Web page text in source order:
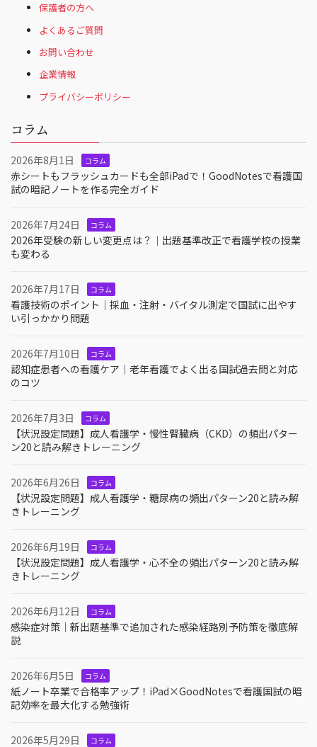
保護者の方へ
よくあるご質問
お問い合わせ
企業情報
プライバシーポリシー
コラム
2026年8月1日 コラム
赤シートもフラッシュカードも全部iPadで！GoodNotesで看護国
試の暗記ノートを作る完全ガイド
2026年7月24日 コラム
2026年受験の新しい変更点は？｜出題基準改正で看護学校の授業
も変わる
2026年7月17日 コラム
看護技術のポイント｜採血・注射・バイタル測定で国試に出やす
い引っかかり問題
2026年7月10日 コラム
認知症患者への看護ケア｜老年看護でよく出る国試過去問と対応
のコツ
2026年7月3日 コラム
【状況設定問題】成人看護学・慢性腎臓病（CKD）の頻出パター
ン20と読み解きトレーニング
2026年6月26日 コラム
【状況設定問題】成人看護学・糖尿病の頻出パターン20と読み解
きトレーニング
2026年6月19日 コラム
【状況設定問題】成人看護学・心不全の頻出パターン20と読み解
きトレーニング
2026年6月12日 コラム
感染症対策｜新出題基準で追加された感染経路別予防策を徹底解
説
2026年6月5日 コラム
紙ノート卒業で合格率アップ！iPad×GoodNotesで看護国試の暗
記効率を最大化する勉強術
2026年5月29日 コラム